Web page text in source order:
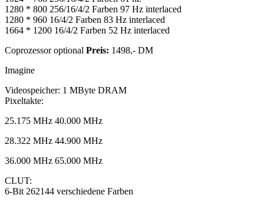
1280 * 800 256/16/4/2 Farben 97 Hz interlaced
1280 * 960 16/4/2 Farben 83 Hz interlaced
1664 * 1200 16/4/2 Farben 52 Hz interlaced
Coprozessor optional Preis: 1498,- DM
Imagine
Videospeicher: 1 MByte DRAM
Pixeltakte:
25.175 MHz 40.000 MHz
28.322 MHz 44.900 MHz
36.000 MHz 65.000 MHz
CLUT:
6-Bit 262144 verschiedene Farben